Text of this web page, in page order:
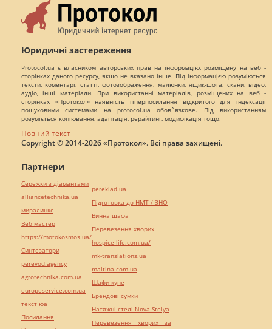
Юридичні застереження
Protocol.ua є власником авторських прав на інформацію, розміщену на веб -
сторінках даного ресурсу, якщо не вказано інше. Під інформацією розуміються
тексти, коментарі, статті, фотозображення, малюнки, ящик-шота, скани, відео,
аудіо, інші матеріали. При використанні матеріалів, розміщених на веб -
сторінках «Протокол» наявність гіперпосилання відкритого для індексації
пошуковими системами на protocol.ua обов`язкове. Під використанням
розуміється копіювання, адаптація, рерайтинг, модифікація тощо.
Повний текст
Copyright © 2014-2026 «Протокол». Всі права захищені.
Партнери
Сережки з діамантами
alliancetechnika.ua
миралинкс
Веб мастер
https://motokosmos.ua/
Синтезатори
perevod.agency
agrotechnika.com.ua
europeservice.com.ua
текст юа
Посилання
pereklad.ua
Підготовка до НМТ / ЗНО
Винна шафа
Перевезення хворих
hospice-life.com.ua/
mk-translations.ua
maltina.com.ua
Шафи купе
Брендові сумки
Натяжні стелі Nova Stelya
Перевезення хворих за